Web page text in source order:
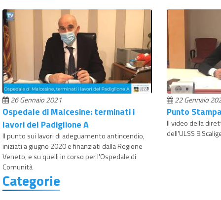
26 Gennaio 2021
Ospedale di Malcesine: terminati i
lavori del Padiglione A
Il punto sui lavori di adeguamento antincendio,
iniziati a giugno 2020 e finanziati dalla Regione
Veneto, e su quelli in corso per l'Ospedale di
Comunità
22 Gennaio
Punto
Il video della
dell'ULSS 9
Categorie